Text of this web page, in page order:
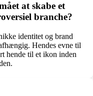
at skabe et
branche?
identitet og brand
Hendes evne til
hende til et ikon inden